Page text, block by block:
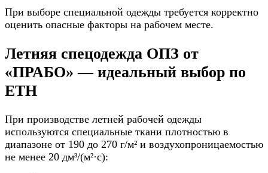
При выборе специальной одежды требуется корректно
оценить опасные факторы на рабочем месте.
Летняя спецодежда ОПЗ от
«ПРАБО» — идеальный выбор по
ЕТН
При производстве летней рабочей одежды
используются специальные ткани плотностью в
диапазоне от 190 до 270 г/м² и воздухопроницаемостью
не менее 20 дм³/(м²·с):